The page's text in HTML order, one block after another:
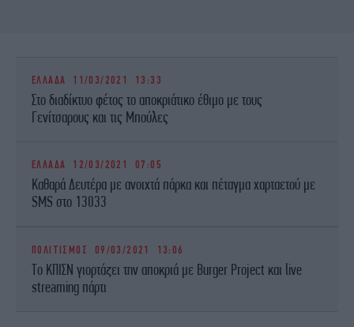
ΕΛΛΑΔΑ 11/03/2021 13:33
Στο διαδίκτυο φέτος το αποκριάτικο έθιμο με τους
Γενίτσαρους και τις Μπούλες
ΕΛΛΑΔΑ 12/03/2021 07:05
Καθαρά Δευτέρα με ανοιχτά πάρκα και πέταγμα χαρταετού με
SMS στο 13033
ΠΟΛΙΤΙΣΜΟΣ 09/03/2021 13:06
Το ΚΠΙΣΝ γιορτάζει την αποκριά με Burger Project και live
streaming πάρτι